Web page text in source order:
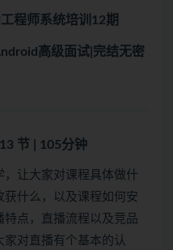
程师系统培训12期
高级面试|完结无密
13 节 | 105分钟
让大家对课程具体做什
什么，以及课程如何安
点，直播流程以及竞品
对直播有个基本的认